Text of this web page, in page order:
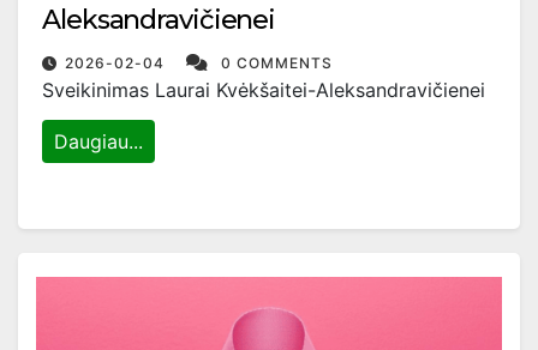
Aleksandravičienei
2026-02-04 0 COMMENTS
Sveikinimas Laurai Kvėkšaitei-Aleksandravičienei
Daugiau...